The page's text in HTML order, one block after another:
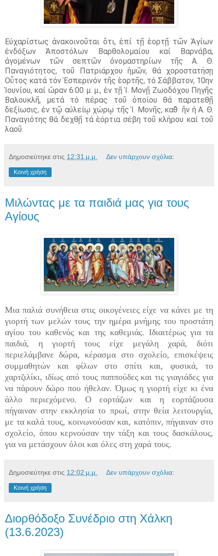
Εὐχαρίστως ἀνακοινοῦται ὅτι, ἐπί τῇ ἑορτῇ τῶν Ἁγίων
ἐνδόξων Ἀποστόλων Βαρθολομαίου καί Βαρνάβα,
ἀγομένων τῶν σεπτῶν ὀνομαστηρίων τῆς Α. Θ.
Παναγιότητος, τοῦ Πατριάρχου ἡμῶν, θά χοροστατήσῃ
Οὗτος κατά τόν Ἑσπερινόν τῆς ἑορτῆς, τό Σάββατον, 10ην
Ἰουνίου, καί ὥραν6:00 μ. μ., ἐν τῇ Ἱ. Μονῇ Ζωοδόχου Πηγῆς
Βαλουκλῆ, μετά τό πέρας τοῦ ὁποίου θά παρατεθῇ
δεξίωσις, ἐν τῷ αὐλείῳ χώρῳ τῆς Ἱ. Μονῆς, καθ̉ ἥν ἡ Α. Θ.
Παναγιότης θά δεχθῇ τά ἑόρτια σέβη τοῦ κλήρου καί τοῦ
λαοῦ.
Δημοσιεύτηκε στις 12:31 μ.μ. Δεν υπάρχουν σχόλια:
Κοινή χρήση
Μιλώντας με τα παιδιά μας για τους
Αγίους
Μια παλιά συνήθεια στις οικογένειες είχε να κάνει με τη
γιορτή των μελών τους την ημέρα μνήμης του προστάτη
αγίου του καθενός και της καθεμιάς. Ιδιαιτέρως για τα
παιδιά, η γιορτή τους είχε μεγάλη χαρά, διότι
περιελάμβανε δώρα, κέρασμα στο σχολείο, επισκέψεις
συμμαθητών και φίλων στο σπίτι και, φυσικά, το
χαρτζιλίκι, ιδίως από τους παππούδες και τις γιαγιάδες για
να πάρουν δώρο που ήθελαν. Όμως η γιορτή είχε κι ένα
άλλο περιεχόμενο. Ο εορτάζων και η εορτάζουσα
πήγαιναν στην εκκλησία το πρωί, στην θεία λειτουργία,
με τα καλά τους, κοινωνούσαν και, κατόπιν, πήγαιναν στο
σχολείο, όπου κερνούσαν την τάξη και τους δασκάλους,
για να μετάσχουν όλοι και όλες στη χαρά τους.
Δημοσιεύτηκε στις 12:02 μ.μ. Δεν υπάρχουν σχόλια:
Κοινή χρήση
Διορθόδοξο Συνέδριο στη Χάλκη
(13.6.2023)